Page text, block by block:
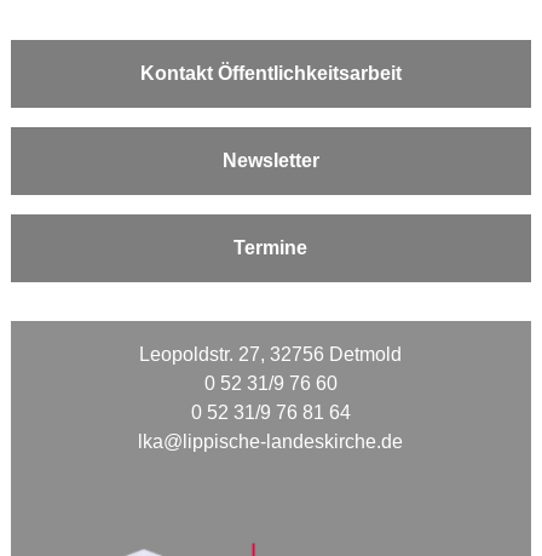
Kontakt Öffentlichkeitsarbeit
Newsletter
Termine
Leopoldstr. 27, 32756 Detmold
0 52 31/9 76 60
0 52 31/9 76 81 64
lka@lippische-landeskirche.de